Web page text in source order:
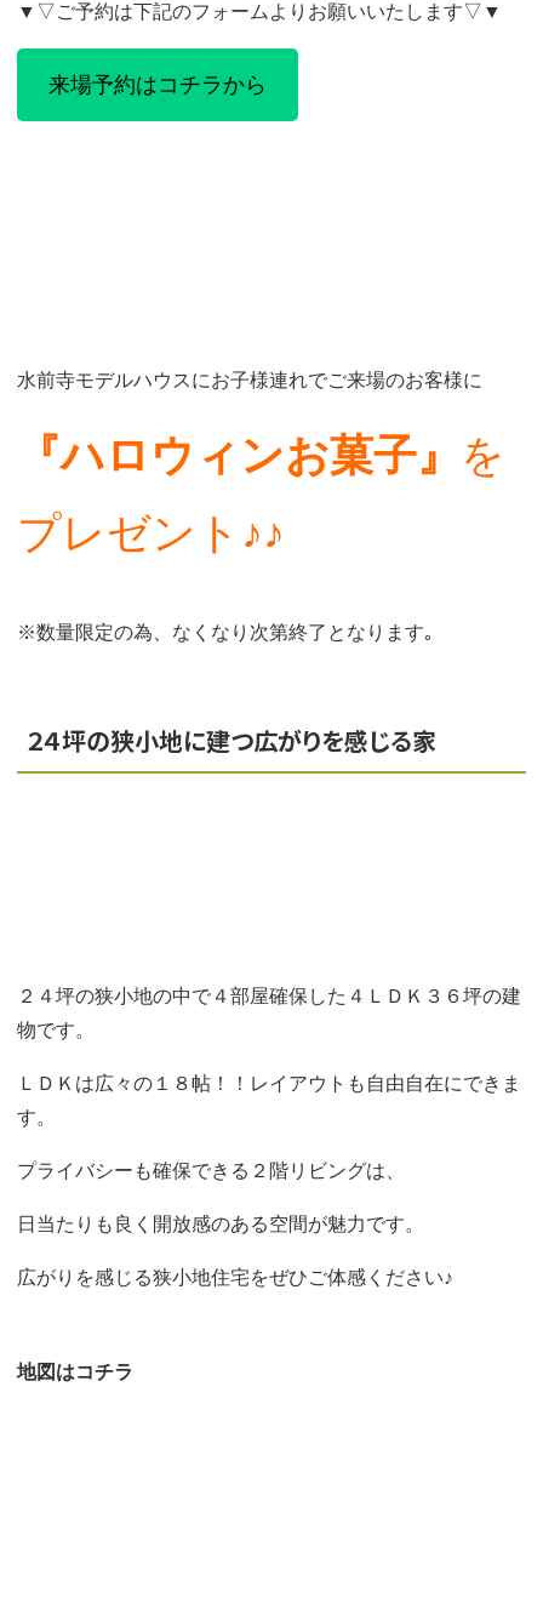
▼▽ご予約は下記のフォームよりお願いいたします▽▼
来場予約はコチラから
水前寺モデルハウスにお子様連れでご来場のお客様に
『ハロウィンお菓子』 を
プレゼント♪♪
※数量限定の為、なくなり次第終了となります｡
２４坪の狭小地に建つ広がりを感じる家
２４坪の狭小地の中で４部屋確保した４ＬＤＫ３６坪の建
物です。
ＬＤＫは広々の１８帖！！レイアウトも自由自在にできま
す。
プライバシーも確保できる２階リビングは、
日当たりも良く開放感のある空間が魅力です。
広がりを感じる狭小地住宅をぜひご体感ください♪
地図はコチラ